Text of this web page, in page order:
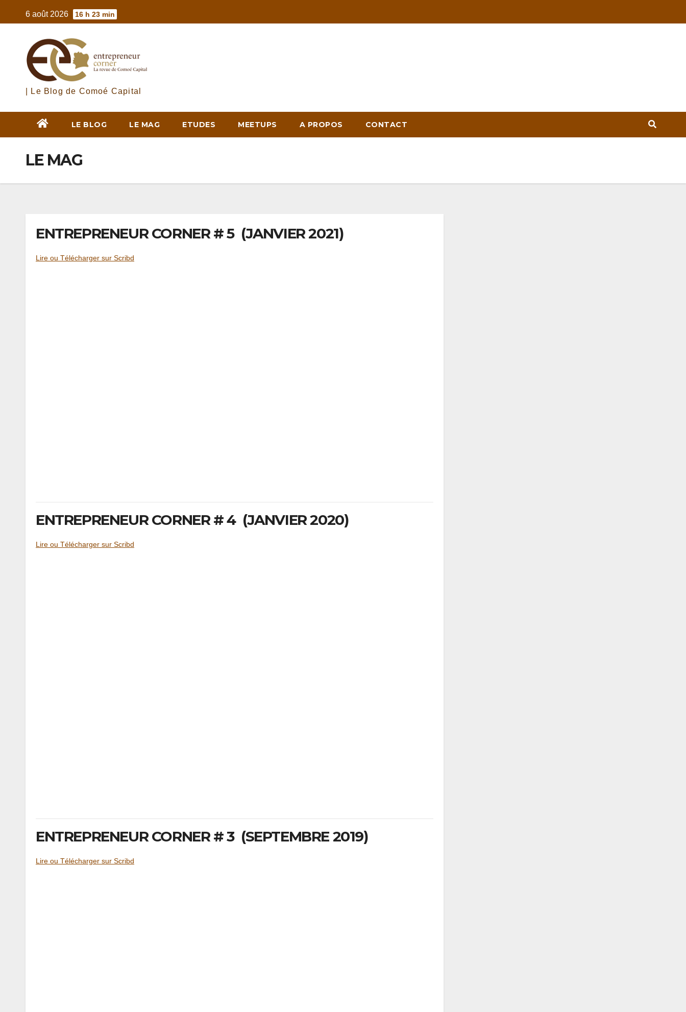
to
6 août 2026 16 h 23 min
| Le Blog de Comoé Capital
LE BLOG LE MAG ETUDES MEETUPS A PROPOS CONTACT
LE MAG
ENTREPRENEUR CORNER # 5 (JANVIER 2021)
Lire ou Télécharger sur Scribd
ENTREPRENEUR CORNER # 4 (JANVIER 2020)
Lire ou Télécharger sur Scribd
ENTREPRENEUR CORNER # 3 (SEPTEMBRE 2019)
Lire ou Télécharger sur Scribd